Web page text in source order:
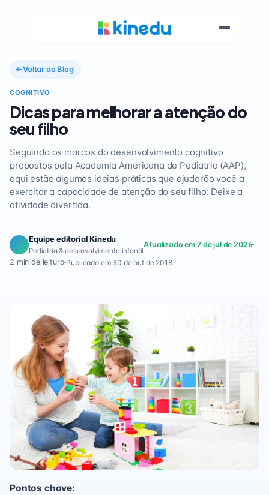
Voltar ao Blog
COGNITIVO
Dicas para melhorar a atenção do
seu filho
Seguindo os marcos do desenvolvimento cognitivo
propostos pela Academia Americana de Pediatria (AAP),
aqui estão algumas ideias práticas que ajudarão você a
exercitar a capacidade de atenção do seu filho: Deixe a
atividade divertida.
Equipe editorial Kinedu
Pediatria & desenvolvimento infantil
Atualizado em 7 de jul de 2026
2 min de leitura Publicado em 30 de out de 2018
Pontos chave: